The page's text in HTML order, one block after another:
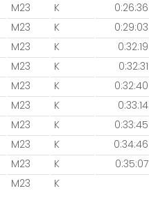
M23 K 0:26:36
M23 K 0:29:03
M23 K 0:32:19
M23 K 0:32:31
M23 K 0:32:40
M23 K 0:33:14
M23 K 0:33:45
M23 K 0:34:46
M23 K 0:35:07
M23 K